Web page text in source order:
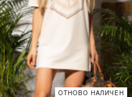
ОТНОВО НАЛИЧЕН